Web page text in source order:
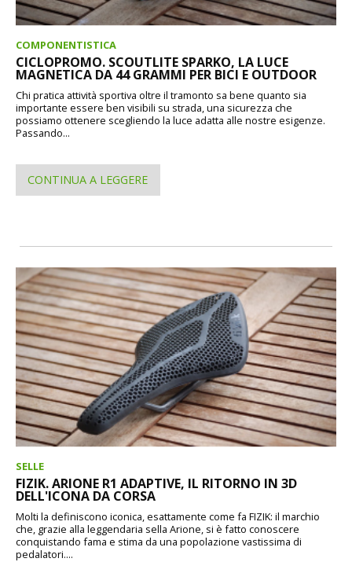
COMPONENTISTICA
CICLOPROMO. SCOUTLITE SPARKO, LA LUCE
MAGNETICA DA 44 GRAMMI PER BICI E OUTDOOR
Chi pratica attività sportiva oltre il tramonto sa bene quanto sia
importante essere ben visibili su strada, una sicurezza che
possiamo ottenere scegliendo la luce adatta alle nostre esigenze.
Passando...
CONTINUA A LEGGERE
SELLE
FIZIK. ARIONE R1 ADAPTIVE, IL RITORNO IN 3D
DELL'ICONA DA CORSA
Molti la definiscono iconica, esattamente come fa FIZIK: il marchio
che, grazie alla leggendaria sella Arione, si è fatto conoscere
conquistando fama e stima da una popolazione vastissima di
pedalatori....